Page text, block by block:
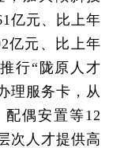
亿元、比上年
亿元、比上年
行“陇原人才
理服务卡，从
偶安置等12
次人才提供高